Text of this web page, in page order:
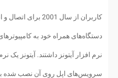
کاربران از سال 2001
دستگاه‌های همراه خود به
نرم افزار آیتونز داشتند. آیتونز یک
سرویس‌های اپل روی آن نصب شده